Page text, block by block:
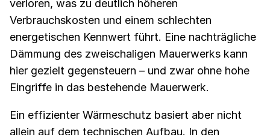
verloren, was zu deutlich höheren
Verbrauchskosten und einem schlechten
energetischen Kennwert führt. Eine nachträgliche
Dämmung des zweischaligen Mauerwerks kann
hier gezielt gegensteuern – und zwar ohne hohe
Eingriffe in das bestehende Mauerwerk.
Ein effizienter Wärmeschutz basiert aber nicht
allein auf dem technischen Aufbau. In den